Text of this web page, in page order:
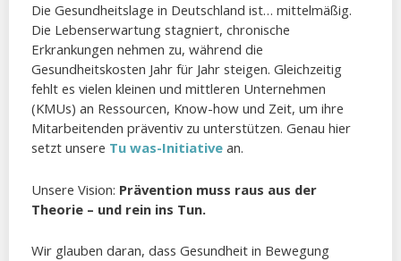
Die Gesundheitslage in Deutschland ist… mittelmäßig.
Die Lebenserwartung stagniert, chronische
Erkrankungen nehmen zu, während die
Gesundheitskosten Jahr für Jahr steigen. Gleichzeitig
fehlt es vielen kleinen und mittleren Unternehmen
(KMUs) an Ressourcen, Know-how und Zeit, um ihre
Mitarbeitenden präventiv zu unterstützen. Genau hier
setzt unsere Tu was-Initiative an.
Unsere Vision: Prävention muss raus aus der
Theorie – und rein ins Tun.
Wir glauben daran, dass Gesundheit in Bewegung